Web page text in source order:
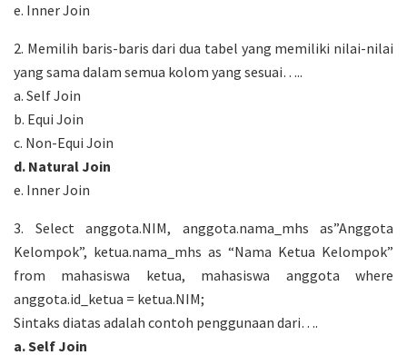
e. Inner Join
2. Memilih baris-baris dari dua tabel yang memiliki nilai-nilai
yang sama dalam semua kolom yang sesuai…..
a. Self Join
b. Equi Join
c. Non-Equi Join
d. Natural Join
e. Inner Join
3. Select anggota.NIM, anggota.nama_mhs as”Anggota
Kelompok”, ketua.nama_mhs as “Nama Ketua Kelompok”
from mahasiswa ketua, mahasiswa anggota where
anggota.id_ketua = ketua.NIM;
Sintaks diatas adalah contoh penggunaan dari….
a. Self Join